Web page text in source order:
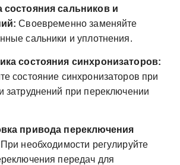
состояния сальников и
Своевременно заменяйте
сальники и уплотнения.
состояния синхронизаторов:
состояние синхронизаторов при
затруднений при переключении
привода переключения
При необходимости регулируйте
передач для